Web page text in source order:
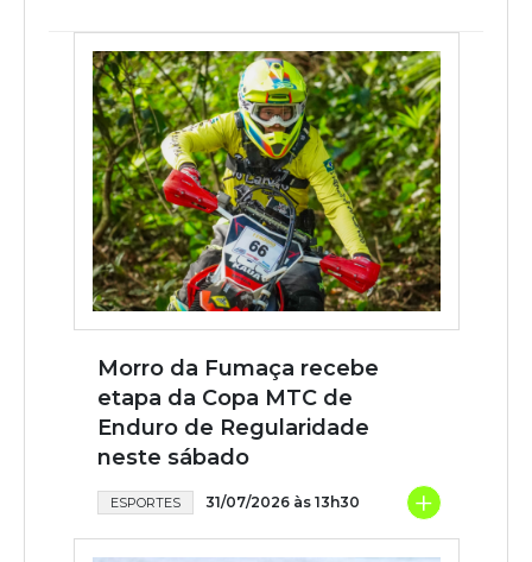
Morro da Fumaça recebe
etapa da Copa MTC de
Enduro de Regularidade
neste sábado
ESPORTES 31/07/2026 às 13h30 +